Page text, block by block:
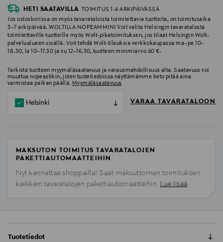
HETI SAATAVILLA
TOIMITUS 1-4 ARKIPÄIVÄSSÄ
Jos ostoskorissa on myös tavarataloista toimitettavia tuotteita, on toimitusaika
3–7 arkipäivää. WOLTILLA NOPEAMMIN! Voit valita Helsingin tavaratalosta
toimitettaville tuotteille myös Wolt-pikatoimituksen, jos tilaat Helsingin Wolt-
palvelualueen sisällä. Voit tehdä Wolt-tilauksia verkkokaupassa ma–pe 10–
18.30, la 10–17.30 ja su 12–16.30, tuotteen minimiarvo 40 €.
Tarkista tuotteen myymäläsaatavuus ja varausmahdollisuus alta. Saatavuus voi
muuttua nopeastikin, joten tuotetiedoissa näyttämämme tieto pitää aina
varmistaa paikan päällä. Myymäläsaatavuus
Helsinki VARAA TAVARATALOON
MAKSUTON TOIMITUS TAVARATALOJEN
PAKETTIAUTOMAATTEIHIN
Nyt kannattaa shoppailla! Saat maksuttoman toimituksen
kaikkien tavaratalojen pakettiautomaatteihin. Lue lisää
Tuotetiedot